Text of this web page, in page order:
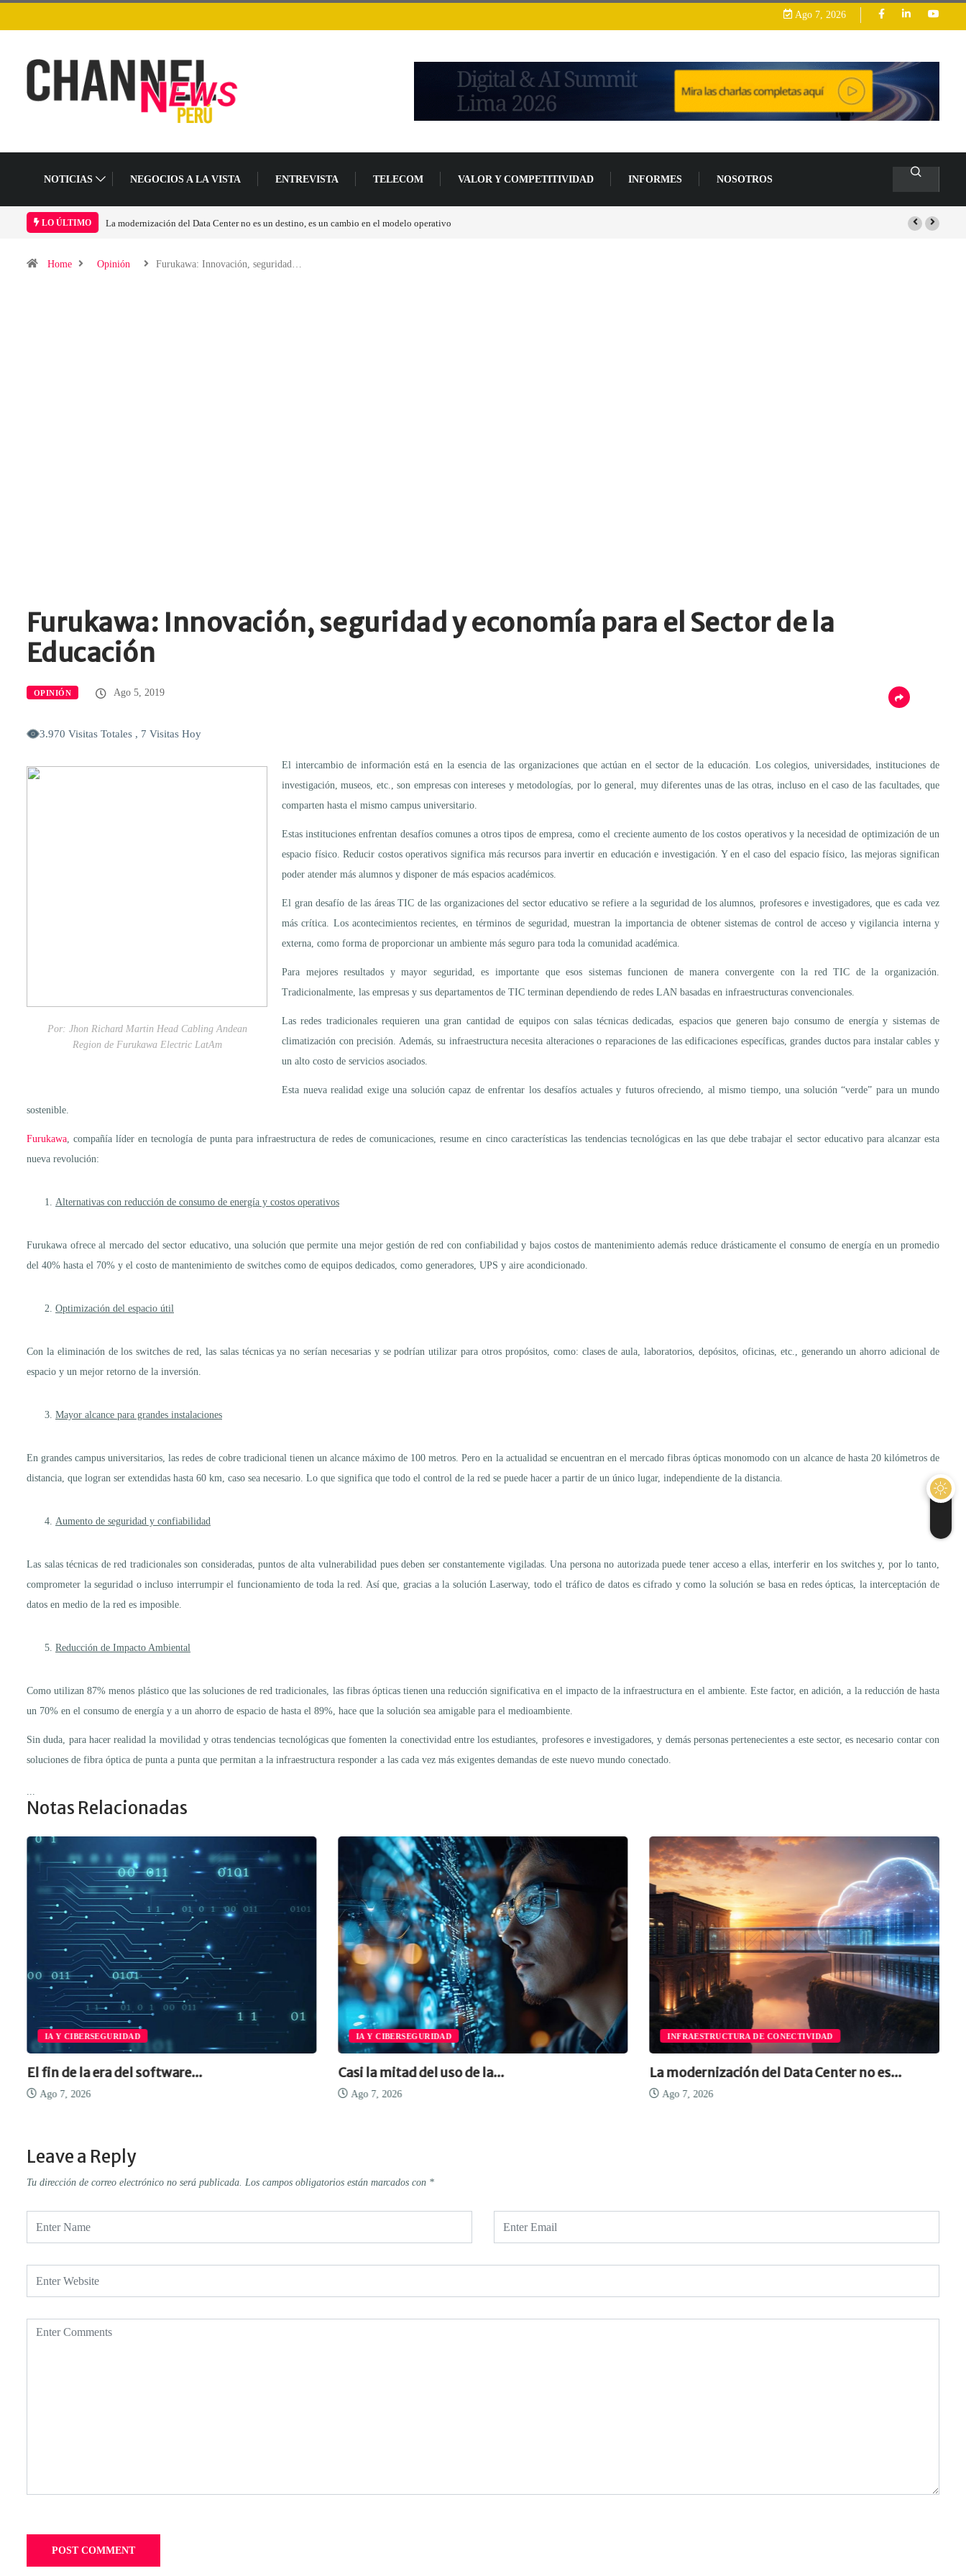
Ago 7, 2026
NOTICIAS NEGOCIOS A LA VISTA ENTREVISTA TELECOM VALOR Y COMPETITIVIDAD INFORMES NOSOTROS
LO ÚLTIMO Los ingresos por semiconductores aumentarán más de un 94 % en 2026
Home Opinión Furukawa: Innovación, seguridad…
Furukawa: Innovación, seguridad y economía para el Sector de la
Educación
OPINIÓN Ago 5, 2019
3.970 Visitas Totales , 7 Visitas Hoy
Por: Jhon Richard Martin Head Cabling Andean
Region de Furukawa Electric LatAm
El intercambio de información está en la esencia de las organizaciones que actúan en el sector de la educación. Los colegios, universidades, instituciones de
investigación, museos, etc., son empresas con intereses y metodologías, por lo general, muy diferentes unas de las otras, incluso en el caso de las facultades, que
comparten hasta el mismo campus universitario.
Estas instituciones enfrentan desafíos comunes a otros tipos de empresa, como el creciente aumento de los costos operativos y la necesidad de optimización de un
espacio físico. Reducir costos operativos significa más recursos para invertir en educación e investigación. Y en el caso del espacio físico, las mejoras significan
poder atender más alumnos y disponer de más espacios académicos.
El gran desafío de las áreas TIC de las organizaciones del sector educativo se refiere a la seguridad de los alumnos, profesores e investigadores, que es cada vez
más crítica. Los acontecimientos recientes, en términos de seguridad, muestran la importancia de obtener sistemas de control de acceso y vigilancia interna y
externa, como forma de proporcionar un ambiente más seguro para toda la comunidad académica.
Para mejores resultados y mayor seguridad, es importante que esos sistemas funcionen de manera convergente con la red TIC de la organización.
Tradicionalmente, las empresas y sus departamentos de TIC terminan dependiendo de redes LAN basadas en infraestructuras convencionales.
Las redes tradicionales requieren una gran cantidad de equipos con salas técnicas dedicadas, espacios que generen bajo consumo de energía y sistemas de
climatización con precisión. Además, su infraestructura necesita alteraciones o reparaciones de las edificaciones específicas, grandes ductos para instalar cables y
un alto costo de servicios asociados.
Esta nueva realidad exige una solución capaz de enfrentar los desafíos actuales y futuros ofreciendo, al mismo tiempo, una solución “verde” para un mundo
sostenible.
Furukawa , compañía líder en tecnología de punta para infraestructura de redes de comunicaciones, resume en cinco características las tendencias tecnológicas en las que debe trabajar el sector educativo para alcanzar esta
nueva revolución:
Alternativas con reducción de consumo de energía y costos operativos
Furukawa ofrece al mercado del sector educativo, una solución que permite una mejor gestión de red con confiabilidad y bajos costos de mantenimiento además reduce drásticamente el consumo de energía en un promedio
del 40% hasta el 70% y el costo de mantenimiento de switches como de equipos dedicados, como generadores, UPS y aire acondicionado.
Optimización del espacio útil
Con la eliminación de los switches de red, las salas técnicas ya no serían necesarias y se podrían utilizar para otros propósitos, como: clases de aula, laboratorios, depósitos, oficinas, etc., generando un ahorro adicional de
espacio y un mejor retorno de la inversión.
Mayor alcance para grandes instalaciones
En grandes campus universitarios, las redes de cobre tradicional tienen un alcance máximo de 100 metros. Pero en la actualidad se encuentran en el mercado fibras ópticas monomodo con un alcance de hasta 20 kilómetros de
distancia, que logran ser extendidas hasta 60 km, caso sea necesario. Lo que significa que todo el control de la red se puede hacer a partir de un único lugar, independiente de la distancia.
Aumento de seguridad y confiabilidad
Las salas técnicas de red tradicionales son consideradas, puntos de alta vulnerabilidad pues deben ser constantemente vigiladas. Una persona no autorizada puede tener acceso a ellas, interferir en los switches y, por lo tanto,
comprometer la seguridad o incluso interrumpir el funcionamiento de toda la red. Así que, gracias a la solución Laserway, todo el tráfico de datos es cifrado y como la solución se basa en redes ópticas, la interceptación de
datos en medio de la red es imposible.
Reducción de Impacto Ambiental
Como utilizan 87% menos plástico que las soluciones de red tradicionales, las fibras ópticas tienen una reducción significativa en el impacto de la infraestructura en el ambiente. Este factor, en adición, a la reducción de hasta
un 70% en el consumo de energía y a un ahorro de espacio de hasta el 89%, hace que la solución sea amigable para el medioambiente.
Sin duda, para hacer realidad la movilidad y otras tendencias tecnológicas que fomenten la conectividad entre los estudiantes, profesores e investigadores, y demás personas pertenecientes a este sector, es necesario contar con
soluciones de fibra óptica de punta a punta que permitan a la infraestructura responder a las cada vez más exigentes demandas de este nuevo mundo conectado.
Notas Relacionadas
IA Y CIBERSEGURIDAD
El fin de la era del software...
Ago 7, 2026
IA Y CIBERSEGURIDAD
Casi la mitad del uso de la...
Ago 7, 2026
INFRAESTRUCTURA DE CONECTIVIDAD
La modernización del Data Center no es...
Ago 7, 2026
Leave a Reply
Tu dirección de correo electrónico no será publicada. Los campos obligatorios están marcados con *